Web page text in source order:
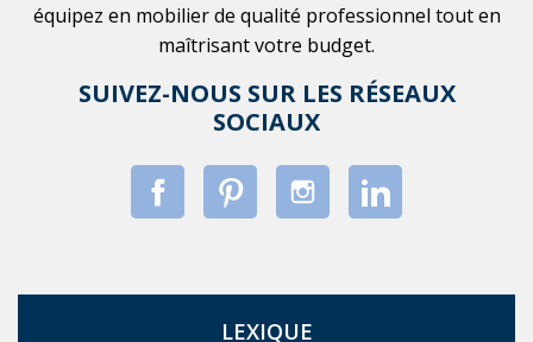
équipez en mobilier de qualité professionnel tout en
maîtrisant votre budget.
SUIVEZ-NOUS SUR LES RÉSEAUX
SOCIAUX
LEXIQUE